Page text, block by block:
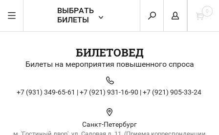
0
ВЫБРАТЬ
БИЛЕТЫ
БИЛЕТОВЕД
Билеты на мероприятия повышенного спроса
+7 (931) 349-65-61 | +7 (921) 931-16-90 | +7 (921) 905-33-24
Санкт-Петербург